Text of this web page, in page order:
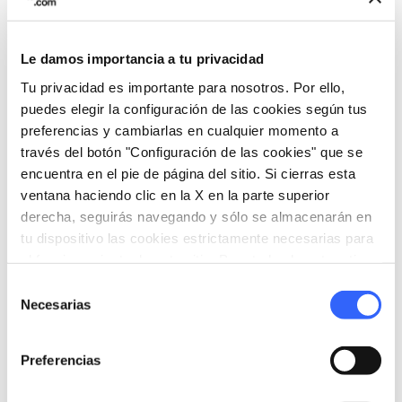
Le damos importancia a tu privacidad
Tu privacidad es importante para nosotros. Por ello,
puedes elegir la configuración de las cookies según tus
preferencias y cambiarlas en cualquier momento a
través del botón "Configuración de las cookies" que se
encuentra en el pie de página del sitio. Si cierras esta
ventana haciendo clic en la X en la parte superior
derecha, seguirás navegando y sólo se almacenarán en
tu dispositivo las cookies estrictamente necesarias para
Necesarias
Preferencias
4. CUARTO DÍA
Fiesta del vino y el queso
map Muestra en el mapa